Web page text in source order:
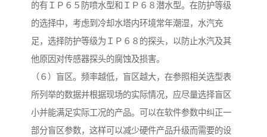
的有ＩＰ６５防喷水型和ＩＰ６８潜水型。在防护等级
的选择中，考虑到冷却水塔内环境常年潮湿，水汽充
足，选择防护等级为ＩＰ６８的探头，以防止水汽及其
他原因对传感器探头的腐蚀及损害。
（６）盲区。频率越低，盲区越大，在参照相关选型表
所列举的数据并根据现场的实际情况，应尽量选择盲区
小并能满足实际工况的产品。可以在软件参数中纠正一
部分盲区参数，这样可以减少硬件产品升级而需要的设